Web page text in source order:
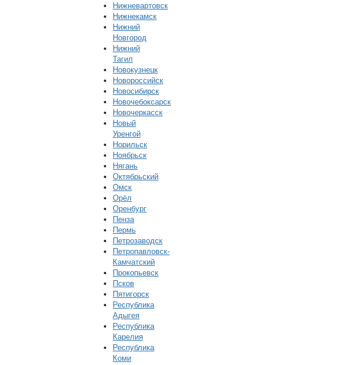
Нижневартовск
Нижнекамск
Нижний
Новгород
Нижний
Тагил
Новокузнецк
Новороссийск
Новосибирск
Новочебоксарск
Новочеркасск
Новый
Уренгой
Норильск
Ноябрьск
Нягань
Октябрьский
Омск
Орёл
Оренбург
Пенза
Пермь
Петрозаводск
Петропавловск-
Камчатский
Прокопьевск
Псков
Пятигорск
Республика
Адыгея
Республика
Карелия
Республика
Коми